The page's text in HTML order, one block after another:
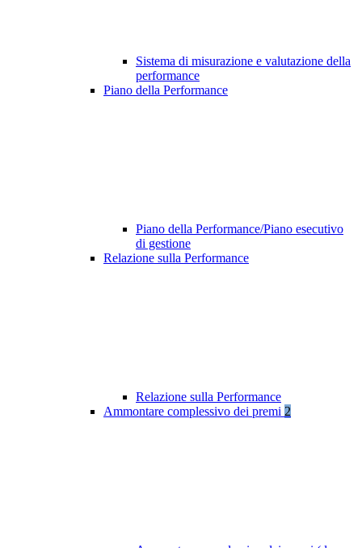
Sistema di misurazione e valutazione della
performance
Piano della Performance
Piano della Performance/Piano esecutivo
di gestione
Relazione sulla Performance
Relazione sulla Performance
Ammontare complessivo dei premi 2